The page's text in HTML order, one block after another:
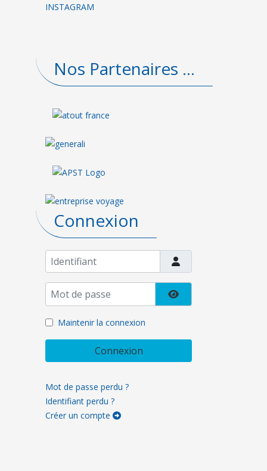
INSTAGRAM
Nos Partenaires ...
Connexion
Identifiant
Mot de passe
Afficher le mot de
Maintenir la connexion
Connexion
Mot de passe perdu ?
Identifiant perdu ?
Créer un compte